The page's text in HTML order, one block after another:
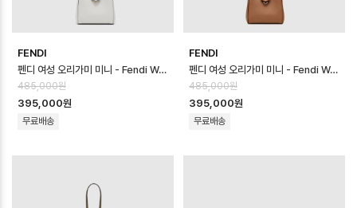
FENDI
펜디 여성 오리가미 미니 - Fendi Womens Origami Mini - feb170…
485,000원
395,000원
무료배송
FENDI
펜디 여성 오리가미 미니 - Fendi Womens Origami Mini - feb170…
485,000원
395,000원
무료배송